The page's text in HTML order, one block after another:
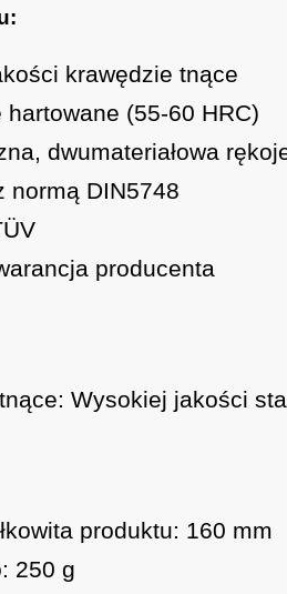
krawędzie tnące
hartowane (55-60 HRC)
dwumateriałowa
normą DIN5748
producenta
Wysokiej jakości
produktu: 160 mm
250 g